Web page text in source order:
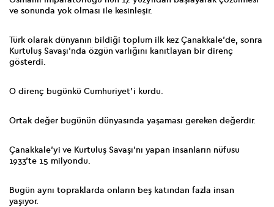
ve sonunda yok olması ile kesinleşir.
Türk olarak dünyanın bildiği toplum ilk kez Çanakkale’de, sonra
Kurtuluş Savaşı’nda özgün varlığını kanıtlayan bir direnç
gösterdi.
O direnç bugünkü Cumhuriyet’i kurdu.
Ortak değer bugünün dünyasında yaşaması gereken değerdir.
Çanakkale’yi ve Kurtuluş Savaşı’nı yapan insanların nüfusu
1933’te 15 milyondu.
Bugün aynı topraklarda onların beş katından fazla insan
yaşıyor.